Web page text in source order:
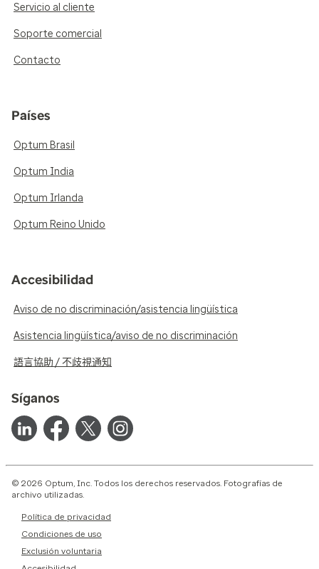
Servicio al cliente
Soporte comercial
Contacto
Países
Optum Brasil
Optum India
Optum Irlanda
Optum Reino Unido
Accesibilidad
Aviso de no discriminación/asistencia lingüística
Asistencia lingüística/aviso de no discriminación
語言協助 / 不歧視通知
Síganos
© 2026 Optum, Inc. Todos los derechos reservados. Fotografías de
archivo utilizadas.
Política de privacidad
Condiciones de uso
Exclusión voluntaria